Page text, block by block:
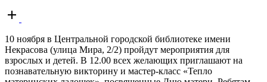
Open
post
10 ноября в Центральной городской библиотеке имени
Некрасова (улица Мира, 2/2) пройдут мероприятия для
взрослых и детей. В 12.00 всех желающих приглашают на
познавательную викторину и мастер-класс «Тепло